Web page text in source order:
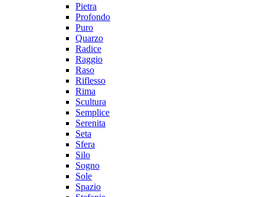
Pietra
Profondo
Puro
Quarzo
Radice
Raggio
Raso
Riflesso
Rima
Scultura
Semplice
Serenita
Seta
Sfera
Silo
Sogno
Sole
Spazio